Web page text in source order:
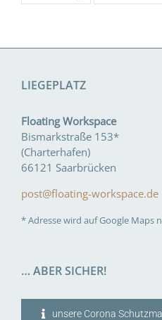
LIEGEPLATZ
Floating Workspace
Bismarkstraße 153*
(Charterhafen)
66121 Saarbrücken
post@floating-workspace.de
* Adresse wird auf Google Maps
… ABER SICHER!
unsere Corona